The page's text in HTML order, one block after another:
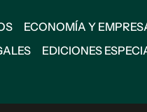
ECONOMÍA Y
EDICIONES